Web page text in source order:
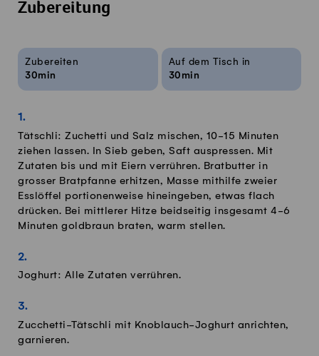
Zubereitung
Rezeptinfos
Zubereiten
30min
Auf dem Tisch in
30min
Tätschli: Zuchetti und Salz mischen, 10-15 Minuten
ziehen lassen. In Sieb geben, Saft auspressen. Mit
Zutaten bis und mit Eiern verrühren. Bratbutter in
grosser Bratpfanne erhitzen, Masse mithilfe zweier
Esslöffel portionenweise hineingeben, etwas flach
drücken. Bei mittlerer Hitze beidseitig insgesamt 4-6
Minuten goldbraun braten, warm stellen.
Joghurt: Alle Zutaten verrühren.
Zucchetti-Tätschli mit Knoblauch-Joghurt anrichten,
garnieren.